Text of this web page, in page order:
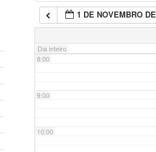
1 DE NOVEMBRO
Dia inteiro
7:00
8:00
9:00
10:00